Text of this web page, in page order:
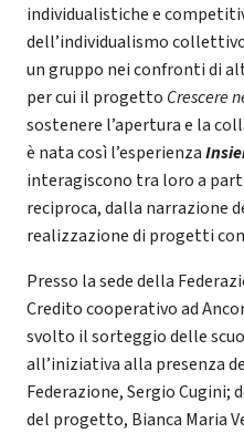
individualistiche e
dell’individualismo
un gruppo nei confronti di
per cui il progetto Crescere
sostenere l’apertura e la
è nata così l’esperienza
interagiscono tra loro a
reciproca, dalla narrazione
realizzazione di progetti
Presso la sede della
Credito cooperativo ad
svolto il sorteggio delle
all’iniziativa alla presenza
Federazione, Sergio Cugini;
del progetto, Bianca Maria